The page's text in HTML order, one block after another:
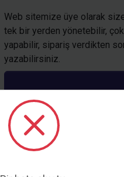
Web sitemize üye olarak
tek bir yerden yönetebilir,
yapabilir, sipariş verdikten
yazabilirsiniz.
Bir şirket adına mı satın alım